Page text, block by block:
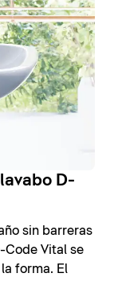
D-
sin barreras
Code Vital se
forma. El